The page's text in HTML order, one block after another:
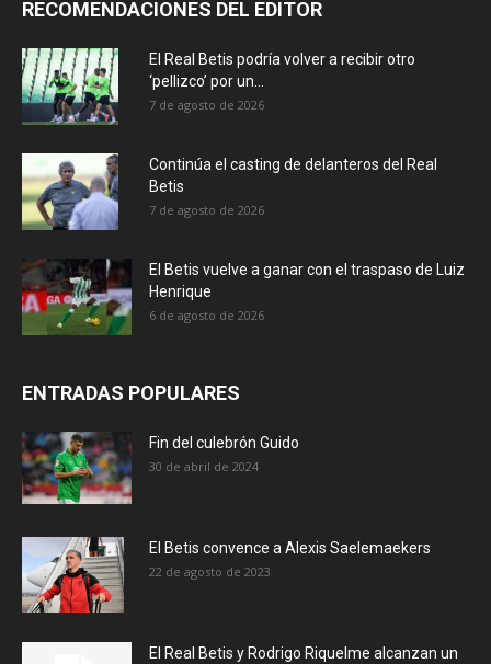
RECOMENDACIONES DEL EDITOR
El Real Betis podría volver a recibir otro
‘pellizco’ por un...
7 de agosto de 2026
Continúa el casting de delanteros del Real
Betis
7 de agosto de 2026
El Betis vuelve a ganar con el traspaso de Luiz
Henrique
6 de agosto de 2026
ENTRADAS POPULARES
Fin del culebrón Guido
30 de abril de 2024
El Betis convence a Alexis Saelemaekers
22 de agosto de 2023
El Real Betis y Rodrigo Riquelme alcanzan un